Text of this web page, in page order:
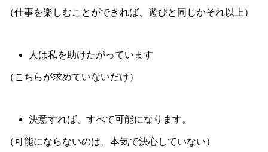
（仕事を楽しむことができれば、遊びと同じかそれ以上）
人は私を助けたがっています
（こちらが求めていないだけ）
決意すれば、すべて可能になります。
（可能にならないのは、本気で決心していない）